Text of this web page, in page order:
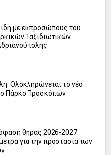
με εκπροσώπους του
Ταξιδιωτικών
Ολοκληρώνεται το νέο
Πάρκο Προσκόπων
θήρας 2026-2027:
για την προστασία των